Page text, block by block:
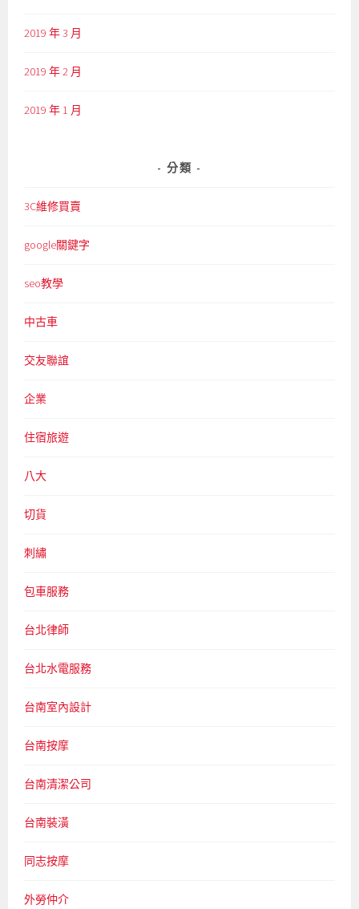
2019 年 3 月
2019 年 2 月
2019 年 1 月
分類
3C維修買賣
google關鍵字
seo教學
中古車
交友聯誼
企業
住宿旅遊
八大
切貨
刺繡
包車服務
台北律師
台北水電服務
台南室內設計
台南按摩
台南清潔公司
台南裝潢
同志按摩
外勞仲介